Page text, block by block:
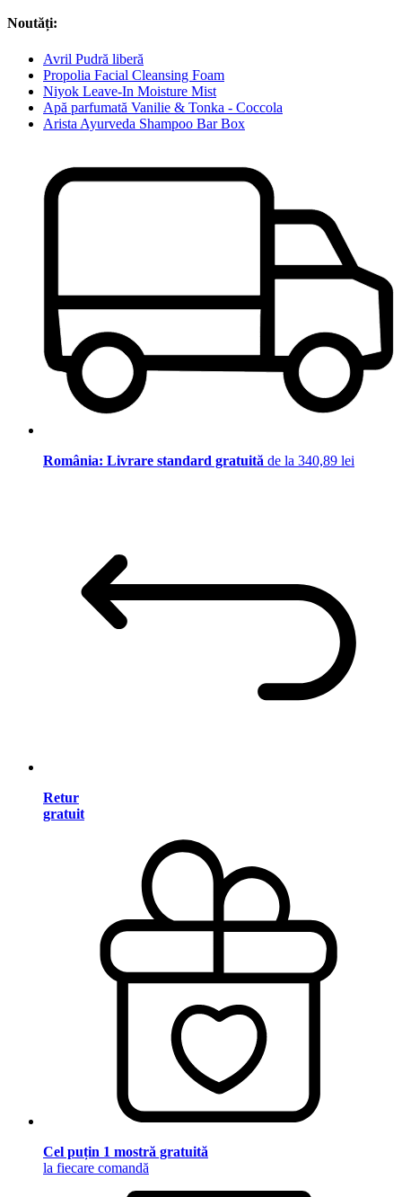
Noutăți:
Avril Pudră liberă
Propolia Facial Cleansing Foam
Niyok Leave-In Moisture Mist
Apă parfumată Vanilie & Tonka - Coccola
Arista Ayurveda Shampoo Bar Box
România: Livrare standard gratuită de la 340,89 lei
Retur
gratuit
Cel puțin 1 mostră gratuită
la fiecare comandă